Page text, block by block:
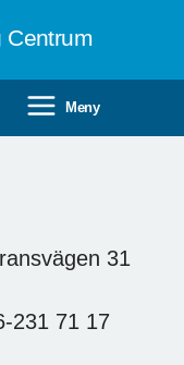
Centrum
Meny
31
231 71 17